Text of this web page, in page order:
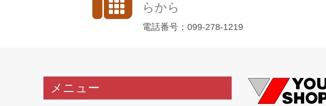
らから
電話番号：099-278-1219
メニュー